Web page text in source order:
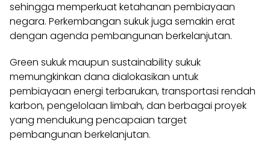
sehingga memperkuat ketahanan pembiayaan
negara. Perkembangan sukuk juga semakin erat
dengan agenda pembangunan berkelanjutan.
Green sukuk maupun sustainability sukuk
memungkinkan dana dialokasikan untuk
pembiayaan energi terbarukan, transportasi rendah
karbon, pengelolaan limbah, dan berbagai proyek
yang mendukung pencapaian target
pembangunan berkelanjutan.